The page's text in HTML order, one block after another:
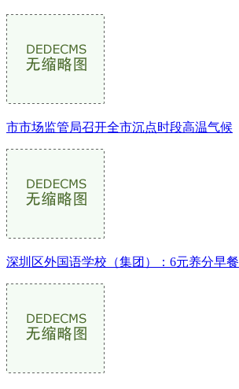
市市场监管局召开全市沉点时段高温气候
深圳区外国语学校（集团）：6元养分早餐